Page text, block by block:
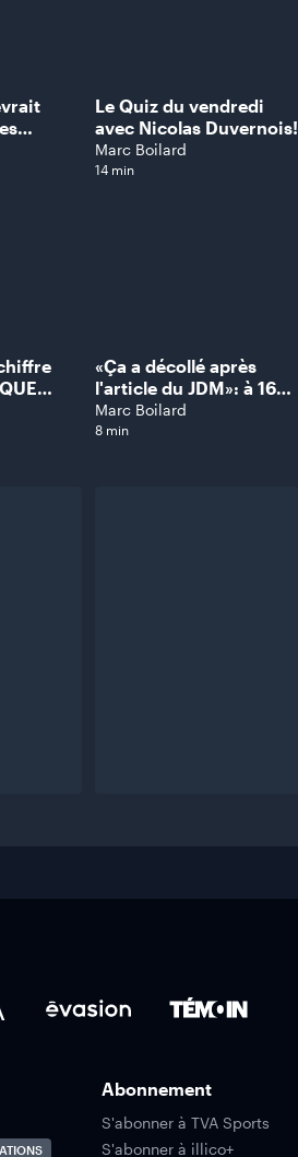
Le Quiz du vendredi
avec Nicolas Duvernois!
Marc Boilard
14 min
Judith
«Ça a décollé après
l'article du JDM»: à 16
ans, ce Québécois fait
un carton avec des
Marc Boilard
8 min
Abonnement
S'abonner à TVA Sports
S'abonner à illico+